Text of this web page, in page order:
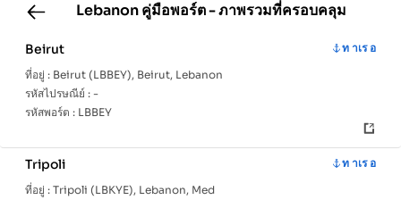
Lebanonคู่มือพอร์ต - ภาพรวมที่ครอบคลุม
Beirut
ท าเร อ
ที่อยู่ : Beirut (LBBEY), Beirut, Lebanon
รหัสไปรษณีย์ : -
รหัสพอร์ต : LBBEY
Tripoli
ท าเร อ
ที่อยู่ : Tripoli (LBKYE), Lebanon, Med